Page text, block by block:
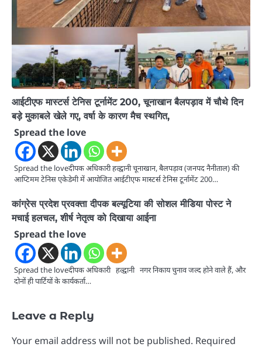
आईटीएफ मास्टर्स टेनिस टूर्नामेंट 200, चूनाखान बैलपड़ाव में चौथे दिन
बड़े मुकाबले खेले गए, वर्षा के कारण मैच स्थगित,
Spread the love
Spread the loveदीपक अधिकारी हल्द्वानी चूनाखान, बैलपड़ाव (जनपद नैनीताल) की
आप्टिमम टेनिस एकेडेमी में आयोजित आईटीएफ मास्टर्स टेनिस टूर्नामेंट 200…
कांग्रेस प्रदेश प्रवक्ता दीपक बल्यूटिया की सोशल मीडिया पोस्ट ने
मचाई हलचल, शीर्ष नेतृत्व को दिखाया आईना
Spread the love
Spread the loveदीपक अधिकारी हल्द्वानी नगर निकाय चुनाव जल्द होने वाले हैं, और
दोनों ही पार्टियों के कार्यकर्ता…
Leave a Reply
Your email address will not be published. Required